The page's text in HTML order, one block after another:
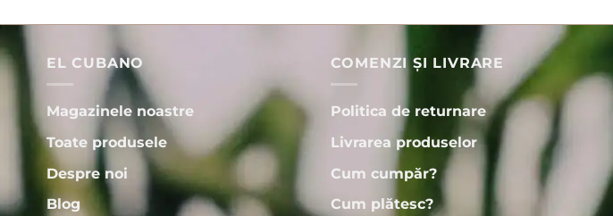
EL CUBANO
Magazinele noastre
Toate produsele
Despre noi
Blog
COMENZI ȘI LIVRARE
Politica de returnare
Livrarea produselor
Cum cumpăr?
Cum plătesc?